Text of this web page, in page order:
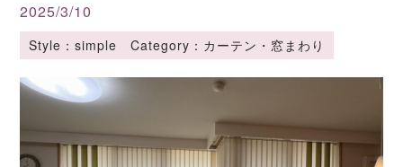
2025/3/10
Style：simple Category：カーテン・窓まわり